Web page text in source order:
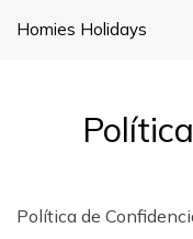
Homies Holidays
Política de